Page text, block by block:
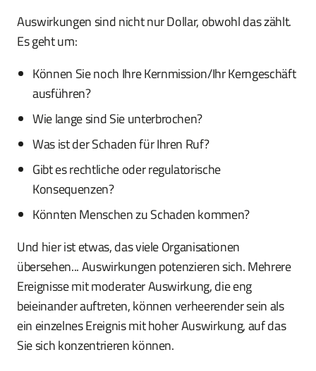
Auswirkungen sind nicht nur Dollar, obwohl das zählt.
Es geht um:
Können Sie noch Ihre Kernmission/Ihr Kerngeschäft
ausführen?
Wie lange sind Sie unterbrochen?
Was ist der Schaden für Ihren Ruf?
Gibt es rechtliche oder regulatorische
Konsequenzen?
Könnten Menschen zu Schaden kommen?
Und hier ist etwas, das viele Organisationen
übersehen... Auswirkungen potenzieren sich. Mehrere
Ereignisse mit moderater Auswirkung, die eng
beieinander auftreten, können verheerender sein als
ein einzelnes Ereignis mit hoher Auswirkung, auf das
Sie sich konzentrieren können.